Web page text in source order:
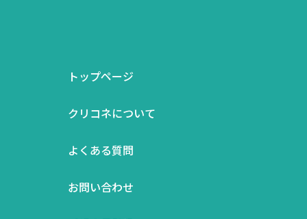
トップページ
クリコネについて
よくある質問
お問い合わせ